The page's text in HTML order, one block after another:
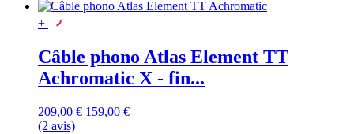
+
Câble phono Atlas Element TT
Achromatic X - fin...
209,00 € 159,00 €
(2 avis)